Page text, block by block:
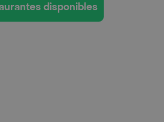
disponibles